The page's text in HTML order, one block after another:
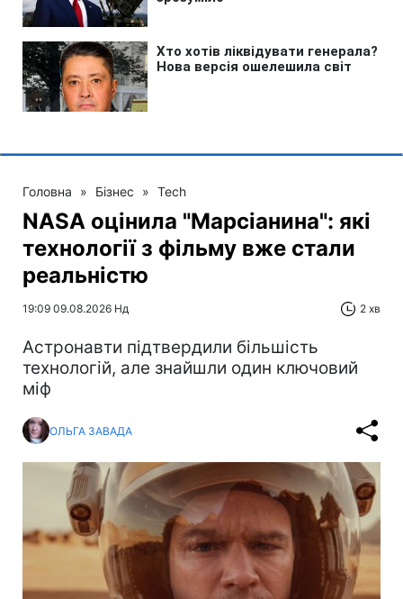
Головна » Бізнес » Tech
NASA оцінила "Марсіанина": які
технології з фільму вже стали
реальністю
19:09 09.08.2026 Нд 2 хв
Астронавти підтвердили більшість
технологій, але знайшли один ключовий
міф
ОЛЬГА ЗАВАДА